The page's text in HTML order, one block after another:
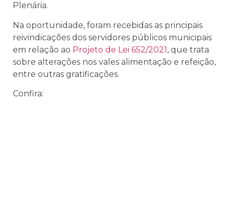
Plenária.
Na oportunidade, foram recebidas as principais
reivindicações dos servidores públicos municipais
em relação ao Projeto de Lei 652/2021, que trata
sobre alterações nos vales alimentação e refeição,
entre outras gratificações.
Confira: